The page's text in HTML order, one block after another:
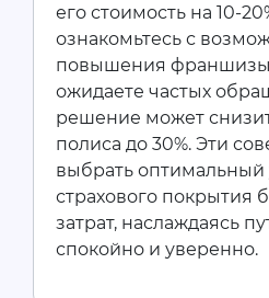
его стоимость на 10-
ознакомьтесь с
повышения
ожидаете частых
решение может
полиса до 30%. Эти
выбрать оптимальный
страхового покрытия
затрат, наслаждаясь
спокойно и уверенно.